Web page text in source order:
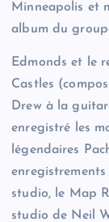
Minneapolis et
album du
Edmonds et le
Castles
Drew à la
enregistré les
légendaires
studio, le Map
studio de Neil